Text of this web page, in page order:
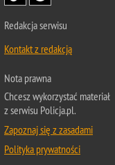
Redakcja serwisu
Kontakt z redakcją
Nota prawna
Chcesz wykorzystać materiał
z serwisu Policja.pl.
Zapoznaj się z zasadami
Polityka prywatności